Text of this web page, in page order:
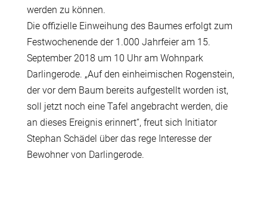
werden zu können.
Die offizielle Einweihung des Baumes erfolgt zum
Festwochenende der 1.000 Jahrfeier am 15.
September 2018 um 10 Uhr am Wohnpark
Darlingerode. „Auf den einheimischen Rogenstein,
der vor dem Baum bereits aufgestellt worden ist,
soll jetzt noch eine Tafel angebracht werden, die
an dieses Ereignis erinnert“, freut sich Initiator
Stephan Schädel über das rege Interesse der
Bewohner von Darlingerode.